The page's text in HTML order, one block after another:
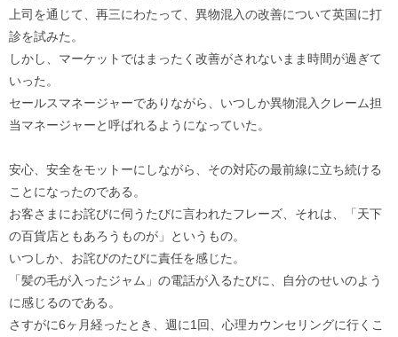
上司を通じて、再三にわたって、異物混入の改善について英国に打
診を試みた。
しかし、マーケットではまったく改善がされないまま時間が過ぎて
いった。
セールスマネージャーでありながら、いつしか異物混入クレーム担
当マネージャーと呼ばれるようになっていた。
安心、安全をモットーにしながら、その対応の最前線に立ち続ける
ことになったのである。
お客さまにお詫びに伺うたびに言われたフレーズ、それは、「天下
の百貨店ともあろうものが」というもの。
いつしか、お詫びのたびに責任を感じた。
「髪の毛が入ったジャム」の電話が入るたびに、自分のせいのよう
に感じるのである。
さすがに6ヶ月経ったとき、週に1回、心理カウンセリングに行くこ